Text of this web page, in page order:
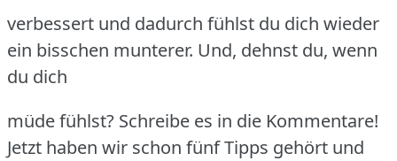
verbessert und dadurch fühlst du dich wieder
ein bisschen munterer. Und, dehnst du, wenn
du dich
müde fühlst? Schreibe es in die Kommentare!
Jetzt haben wir schon fünf Tipps gehört und